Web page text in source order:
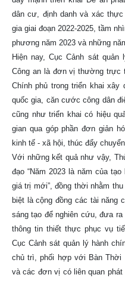
dân cư, định danh và xác
gia giai đoạn 2022-2025, tầm
phương năm 2023 và những
Hiện nay, Cục Cảnh sát
Công an là đơn vị thường trực
Chính phủ trong triển khai
quốc gia, căn cước công dân
cũng như triển khai có hiệu
gian qua góp phần đơn giản
kinh tế - xã hội, thúc đẩy
Với những kết quả như vậy,
đạo “Năm 2023 là năm của
giá trị mới”, đồng thời nhằm
biệt là cộng đồng các tài năng
sáng tạo để nghiên cứu, đưa
thông tin thiết thực phục vụ
Cục Cảnh sát quản lý hành
chủ trì, phối hợp với Bàn Thời
và các đơn vị có liên quan